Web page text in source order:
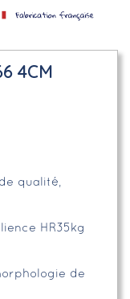
4CM
qualité,
HR35kg
de